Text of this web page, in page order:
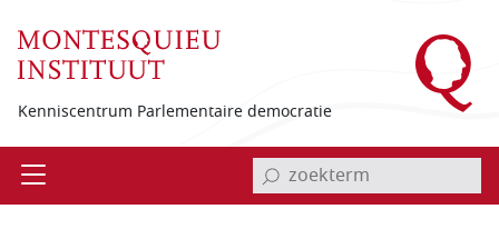
Kenniscentrum Parlementaire democratie
Open invoerveld zoekterm